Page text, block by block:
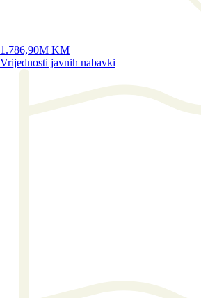
1.786,90M KM
Vrijednosti javnih nabavki